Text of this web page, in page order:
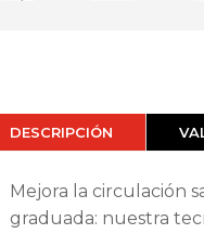
DESCRIPCIÓN
Mejora la circulación
graduada: nuestra